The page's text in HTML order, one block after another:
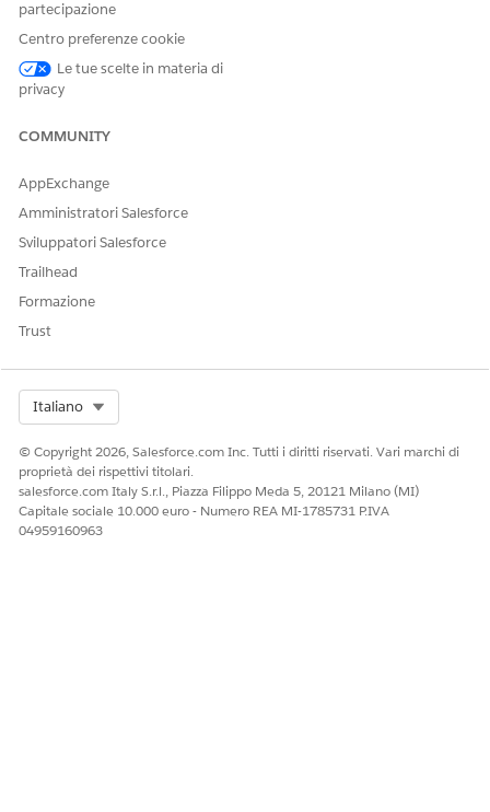
Configurazione e pianificazione dei calcoli del programma
e del riepilogo vantaggi
Regole di convalida, tipi di rapporto e rapporti per
Gestione programma
partecipazione
Centro preferenze cookie
Le tue scelte in materia di
privacy
COMMUNITY
AppExchange
Amministratori Salesforce
Sviluppatori Salesforce
Trailhead
Formazione
Trust
Italiano
© Copyright 2026, Salesforce.com Inc. Tutti i diritti riservati. Vari marchi di
proprietà dei rispettivi titolari.
salesforce.com Italy S.r.l., Piazza Filippo Meda 5, 20121 Milano (MI)
Capitale sociale 10.000 euro - Numero REA MI-1785731 P.IVA
04959160963